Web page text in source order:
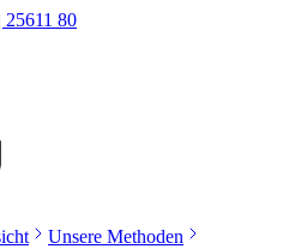
25611 80
Unsere Methoden